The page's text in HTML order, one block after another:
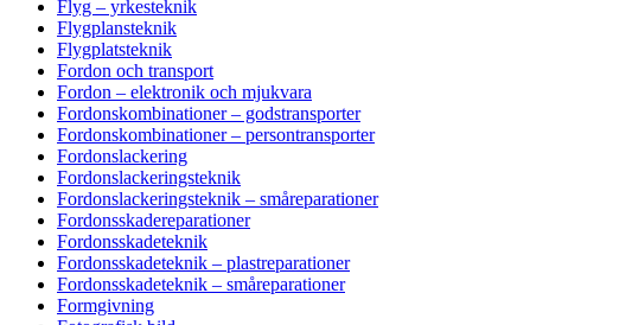
Flyg – yrkesteknik
Flygplansteknik
Flygplatsteknik
Fordon och transport
Fordon – elektronik och mjukvara
Fordonskombinationer – godstransporter
Fordonskombinationer – persontransporter
Fordonslackering
Fordonslackeringsteknik
Fordonslackeringsteknik – småreparationer
Fordonsskadereparationer
Fordonsskadeteknik
Fordonsskadeteknik – plastreparationer
Fordonsskadeteknik – småreparationer
Formgivning